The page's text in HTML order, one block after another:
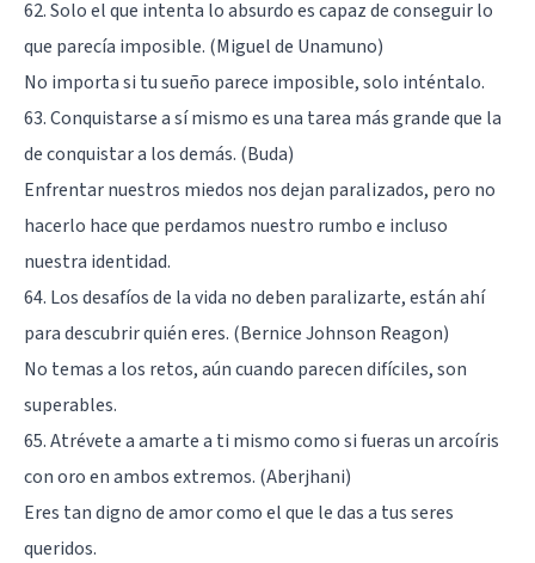
62. Solo el que intenta lo absurdo es capaz de conseguir lo
que parecía imposible. (Miguel de Unamuno)
No importa si tu sueño parece imposible, solo inténtalo.
63. Conquistarse a sí mismo es una tarea más grande que la
de conquistar a los demás. (Buda)
Enfrentar nuestros miedos nos dejan paralizados, pero no
hacerlo hace que perdamos nuestro rumbo e incluso
nuestra identidad.
64. Los desafíos de la vida no deben paralizarte, están ahí
para descubrir quién eres. (Bernice Johnson Reagon)
No temas a los retos, aún cuando parecen difíciles, son
superables.
65. Atrévete a amarte a ti mismo como si fueras un arcoíris
con oro en ambos extremos. (Aberjhani)
Eres tan digno de amor como el que le das a tus seres
queridos.